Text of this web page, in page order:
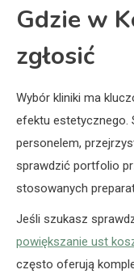
Gdzie w
zgłosić
Wybór kliniki ma
efektu estetycznego.
personelem,
sprawdzić portfolio
stosowanych
Jeśli szukasz
powiększanie ust
często oferują